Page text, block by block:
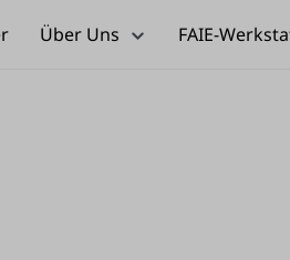
Über Uns FAIE-